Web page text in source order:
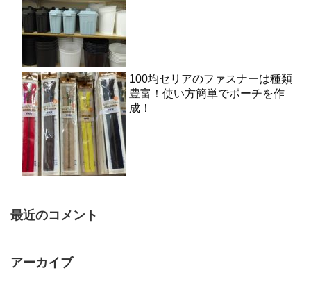
100均セリアのファスナーは種類
豊富！使い方簡単でポーチを作
成！
最近のコメント
アーカイブ